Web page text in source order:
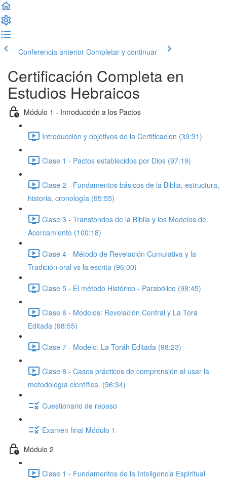
Conferencia anterior Completar y continuar
Certificación Completa en
Estudios Hebraicos
Módulo 1 - Introducción a los Pactos
Introducción y objetivos de la Certificación (39:31)
Clase 1 - Pactos establecidos por Dios (97:19)
Clase 2 - Fundamentos básicos de la Biblia, estructura,
historia, cronología (95:55)
Clase 3 - Transfondos de la Biblia y los Modelos de
Acercamiento (100:18)
Clase 4 - Método de Revelación Cumulativa y la
Tradición oral vs la escrita (96:00)
Clase 5 - El método Histórico - Parabólico (98:45)
Clase 6 - Modelos: Revelación Central y La Torá
Editada (98:55)
Clase 7 - Modelo: La Toráh Editada (98:23)
Clase 8 - Casos prácticos de comprensión al usar la
metodología científica. (96:34)
Cuestionario de repaso
Examen final Módulo 1
Módulo 2
Clase 1 - Fundamentos de la Inteligencia Espiritual